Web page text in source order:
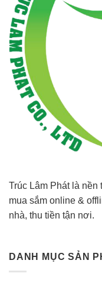
Trúc Lâm Phát là
mua sắm online &
nhà, thu tiền tận nơi.
DANH MỤC SẢN